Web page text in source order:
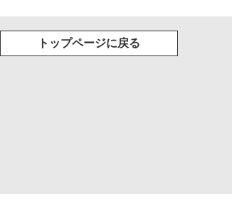
トップページに戻る